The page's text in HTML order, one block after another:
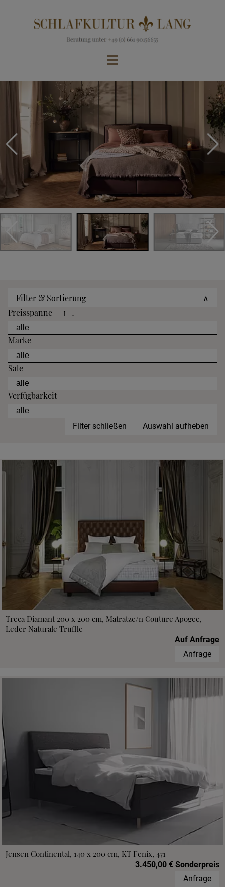
Filter & Sortierung
∧
Preisspanne
↑ ↓
Marke
Sale
Verfügbarkeit
Filter schließen Auswahl aufheben
Treca Diamant 200 x 200 cm, Matratze/n Couture Apogee,
Leder Naturale Truffle
Auf Anfrage
Anfrage
Jensen Continental, 140 x 200 cm, KT Fenix, 471
3.450,00 € Sonderpreis
Anfrage